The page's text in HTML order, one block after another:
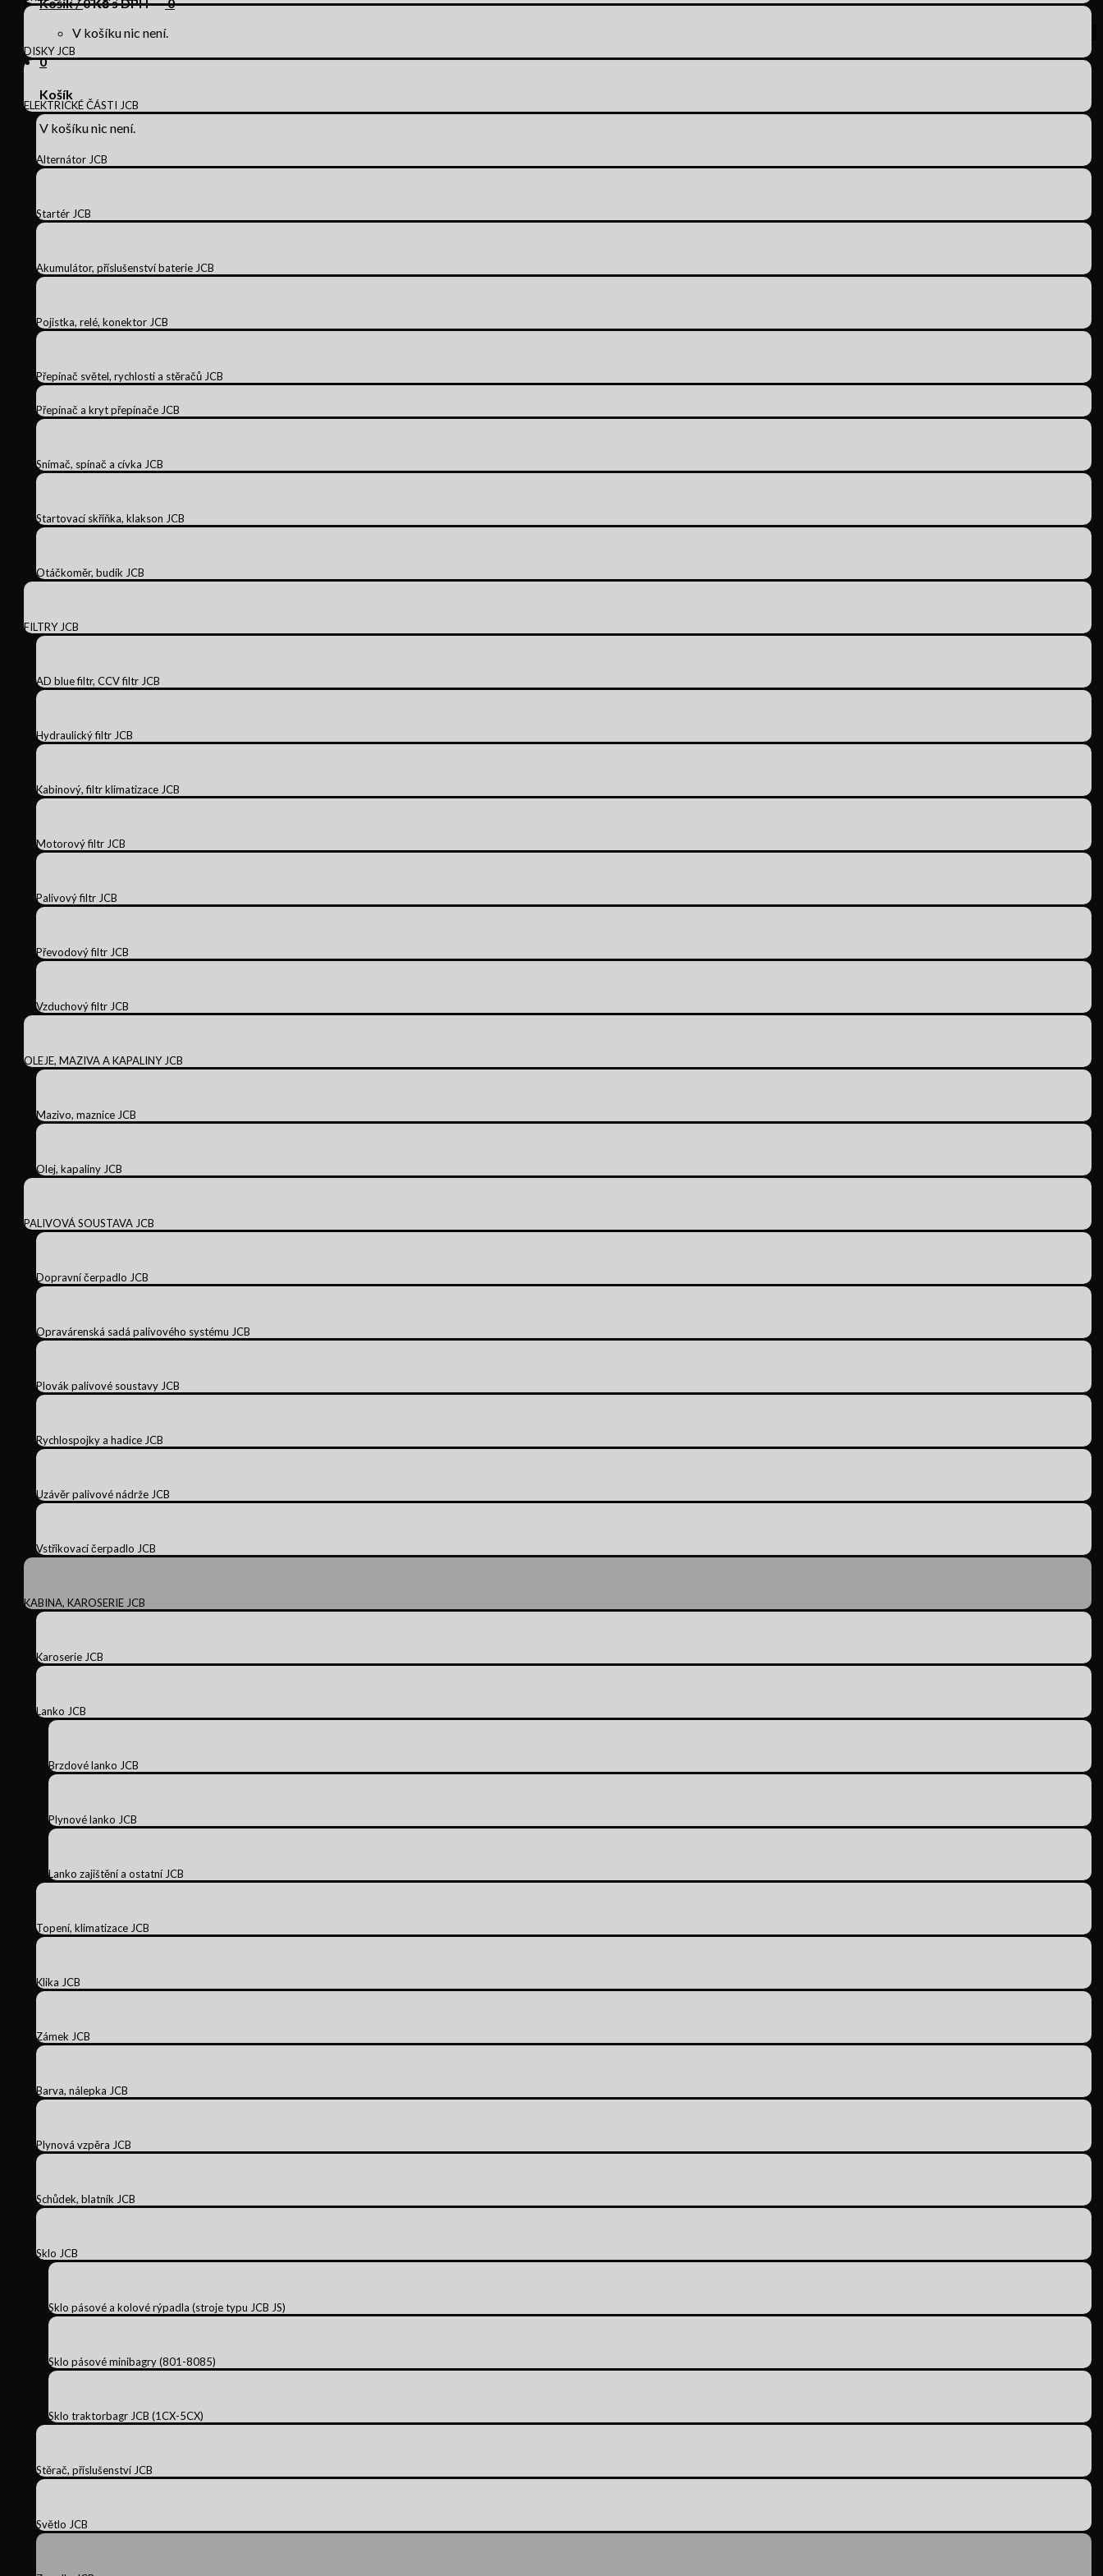
V košíku nic není.
0
Košík
V košíku nic není.
DISKY JCB
ELEKTRICKÉ ČÁSTI JCB
Alternátor JCB
Startér JCB
Akumulátor, příslušenství baterie JCB
Pojistka, relé, konektor JCB
Přepínač světel, rychlosti a stěračů JCB
Přepínač a kryt přepínače JCB
Snímač, spínač a cívka JCB
Startovací skříňka, klakson JCB
Otáčkoměr, budík JCB
FILTRY JCB
AD blue filtr, CCV filtr JCB
Hydraulický filtr JCB
Kabinový, filtr klimatizace JCB
Motorový filtr JCB
Palivový filtr JCB
Převodový filtr JCB
Vzduchový filtr JCB
OLEJE, MAZIVA A KAPALINY JCB
Mazivo, maznice JCB
Olej, kapaliny JCB
PALIVOVÁ SOUSTAVA JCB
Dopravní čerpadlo JCB
Opravárenská sadá palivového systému JCB
Plovák palivové soustavy JCB
Rychlospojky a hadice JCB
Uzávěr palivové nádrže JCB
Vstřikovací čerpadlo JCB
KABINA, KAROSERIE JCB
Karoserie JCB
Lanko JCB
Brzdové lanko JCB
Plynové lanko JCB
Lanko zajištění a ostatní JCB
Topení, klimatizace JCB
Klika JCB
Zámek JCB
Barva, nálepka JCB
Plynová vzpěra JCB
Schůdek, blatník JCB
Sklo JCB
Sklo pásové a kolové rýpadla (stroje typu JCB JS)
Sklo pásové minibagry (801-8085)
Sklo traktorbagr JCB (1CX-5CX)
Stěrač, příslušenství JCB
Světlo JCB